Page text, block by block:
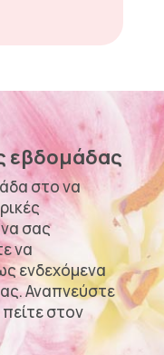
εβδομάδας
στο να
σας
να
ενδεχόμενα
Αναπνεύστε
στον